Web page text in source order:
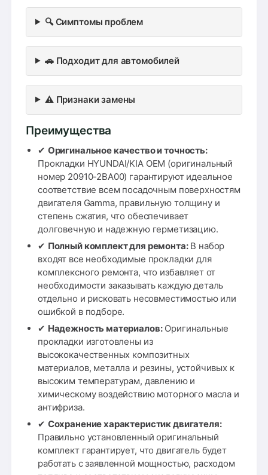
🔍 Симптомы проблем
🚗 Подходит для автомобилей
⚠️ Признаки замены
Преимущества
✔ Оригинальное качество и точность:
Прокладки HYUNDAI/KIA OEM (оригинальный
номер 20910-2BA00) гарантируют идеальное
соответствие всем посадочным поверхностям
двигателя Gamma, правильную толщину и
степень сжатия, что обеспечивает
долговечную и надежную герметизацию.
✔ Полный комплект для ремонта:В набор
входят все необходимые прокладки для
комплексного ремонта, что избавляет от
необходимости заказывать каждую деталь
отдельно и рисковать несовместимостью или
ошибкой в подборе.
✔ Надежность материалов:Оригинальные
прокладки изготовлены из
высококачественных композитных
материалов, металла и резины, устойчивых к
высоким температурам, давлению и
химическому воздействию моторного масла и
антифриза.
✔ Сохранение характеристик двигателя:
Правильно установленный оригинальный
комплект гарантирует, что двигатель будет
работать с заявленной мощностью, расходом